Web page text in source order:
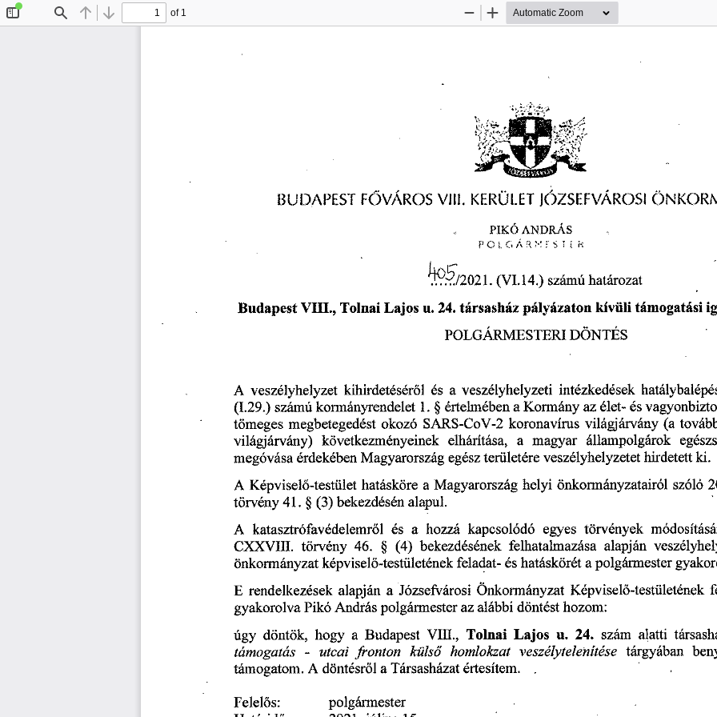
Find Previous
Next
of 1
Zoom
Zoom
BUDAPEST FŐ VÁROS VIII. KERÜLET JÓZSEFVÁROSI
PIKÓ ANDRÁS
POLGÁRr.OEs OE, ri
j—°-5/2021. (VI.14.) számú határozat
Budapest VIII., Tolnai Lajos u. 24. társasház pályázaton kívüli támogatási
POLGÁRMESTERI DÖNTÉS
A veszélyhelyzet kihirdetéséről és a veszélyhelyzeti intézkedések
(I 29 ) számú kormányrendelet 1. § értelmében a Kormány az élet- es
tömeges megbetegedést okozó SARS-CoV-2 koronavírus világjárvány (a
világjárvány)
követkennényeinek elhárítása, a magyar állampolgárok
megóvása érdekében Magyarország egész területére veszélyhelyzetet hirdetett ki.
A Képviselő-testület hatásköre a Magyarország helyi önkormányzatairól szóló
törvény 41. § (3) bekezdésén alapul.
A
katasztrófavédelemről és a hozzá kapcsolódó egyes törvények
CXXVIII.
törvény 46. § (4) bekezdésének felhatalmazása alapján
önkormányzat képviselő-testületének feladat- és hatáskörét a polgármester
E rendelkezések alapján a Józsefvárosi Önkormányzat Képviselő-testületének
gyakorolva Pikó András polgármester az alábbi döntést hozom:
úgy döntök, hogy a Budapest VIII., Tolnai Lajos u. 24. szám alatti
támogatás - utcai Ponton külső homlokzat veszélytelenítése tárgyában
támogatom.
A döntésr ől a Társasházat értesítem.
Felelős:
polgármester